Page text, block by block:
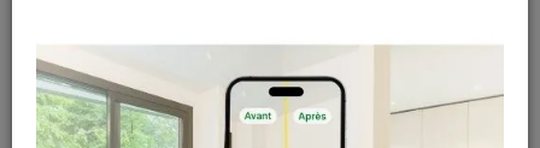
En stock